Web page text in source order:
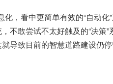
，看中更简单有效的“自动化
不敢尝试不太好触及的“决策
导致目前的智慧道路建设仍